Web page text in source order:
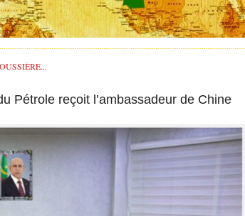
Pétrole reçoit l’ambassadeur de Chine